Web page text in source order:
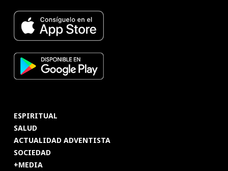
ESPIRITUAL
SALUD
ACTUALIDAD ADVENTISTA
SOCIEDAD
+MEDIA